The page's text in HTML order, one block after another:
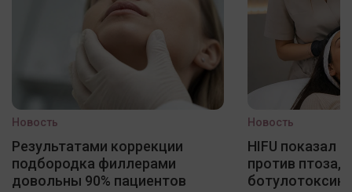
Новость
Результатами коррекции
подбородка филлерами
довольны 90% пациентов
Новость
HIFU показал
против птоза,